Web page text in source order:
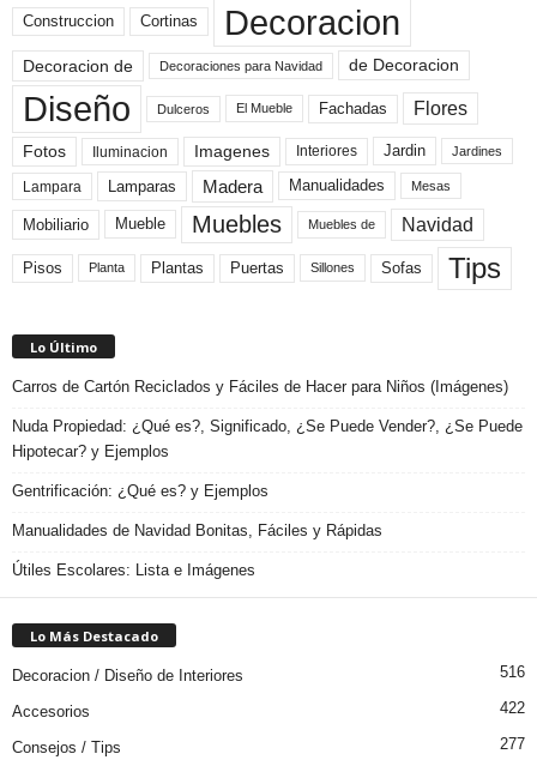
Construccion Cortinas Decoracion
Decoracion de Decoraciones para Navidad de Decoracion
Diseño Dulceros El Mueble Fachadas Flores
Fotos Iluminacion Imagenes Interiores Jardin Jardines
Lampara Lamparas Madera Manualidades Mesas
Mobiliario Mueble Muebles Muebles de Navidad
Pisos Planta Plantas Puertas Sillones Sofas Tips
Lo Último
Carros de Cartón Reciclados y Fáciles de Hacer para Niños (Imágenes)
Nuda Propiedad: ¿Qué es?, Significado, ¿Se Puede Vender?, ¿Se Puede
Hipotecar? y Ejemplos
Gentrificación: ¿Qué es? y Ejemplos
Manualidades de Navidad Bonitas, Fáciles y Rápidas
Útiles Escolares: Lista e Imágenes
Lo Más Destacado
Decoracion / Diseño de Interiores 516
Accesorios 422
Consejos / Tips
277